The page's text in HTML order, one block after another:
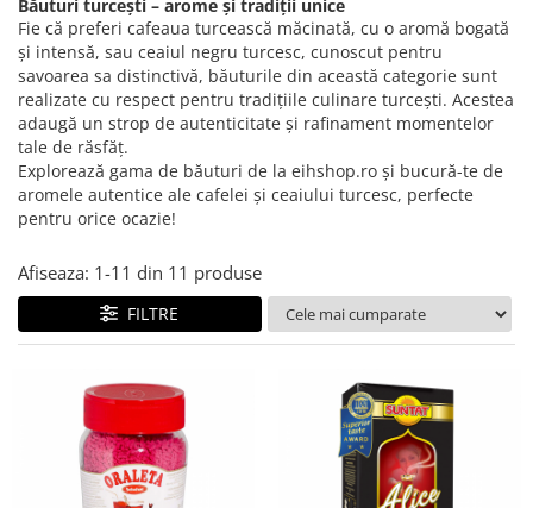
Condimente turcesti
Ghimbir murat la borcan
Alge Nori
Supa miso
Băuturi turcești – arome și tradiții unice
Fie că preferi cafeaua turcească măcinată, cu o aromă bogată
și intensă, sau ceaiul negru turcesc, cunoscut pentru
savoarea sa distinctivă, băuturile din această categorie sunt
realizate cu respect pentru tradițiile culinare turcești. Acestea
adaugă un strop de autenticitate și rafinament momentelor
tale de răsfăț.
Explorează gama de băuturi de la eihshop.ro și bucură-te de
aromele autentice ale cafelei și ceaiului turcesc, perfecte
pentru orice ocazie!
Afiseaza: 1-11 din 11 produse
FILTRE